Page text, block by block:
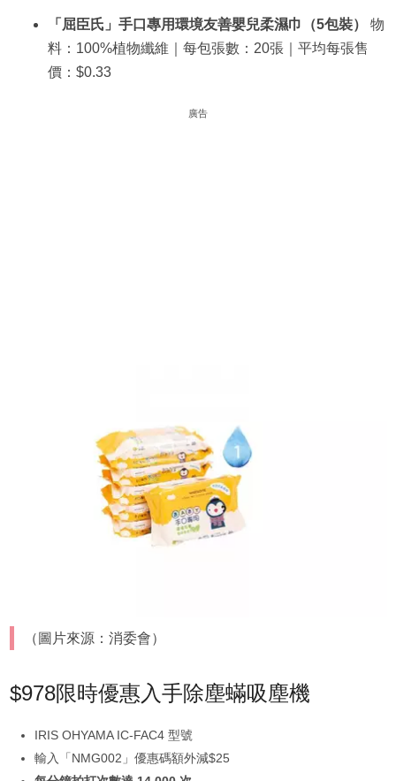
「屈臣氏」手口專用環境友善嬰兒柔濕巾（5包裝）
物
料：100%植物纖維｜每包張數：20張｜平均每張售
價：$0.33
廣告
（圖片來源：消委會）
$978限時優惠入手除塵蟎吸塵機
IRIS OHYAMA IC-FAC4 型號
輸入「NMG002」優惠碼額外減$25